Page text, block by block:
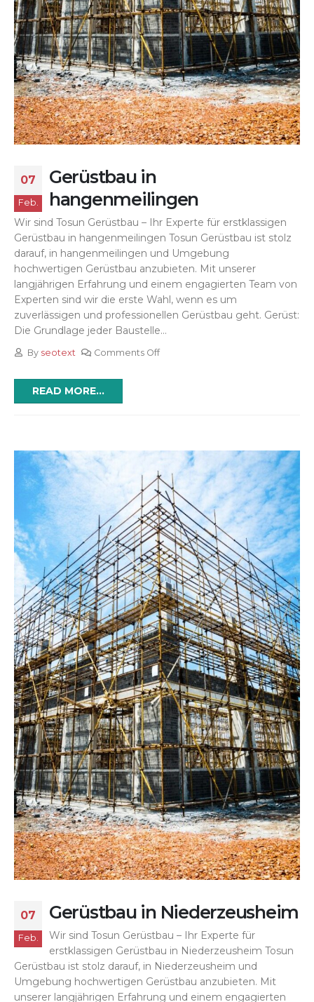
07
Feb.
Gerüstbau in
hangenmeilingen
Wir sind Tosun Gerüstbau – Ihr Experte für erstklassigen
Gerüstbau in hangenmeilingen Tosun Gerüstbau ist stolz
darauf, in hangenmeilingen und Umgebung
hochwertigen Gerüstbau anzubieten. Mit unserer
langjährigen Erfahrung und einem engagierten Team von
Experten sind wir die erste Wahl, wenn es um
zuverlässigen und professionellen Gerüstbau geht. Gerüst:
Die Grundlage jeder Baustelle...
By seotext Comments Off
READ MORE...
07
Feb.
Gerüstbau in Niederzeusheim
Wir sind Tosun Gerüstbau – Ihr Experte für
erstklassigen Gerüstbau in Niederzeusheim Tosun
Gerüstbau ist stolz darauf, in Niederzeusheim und
Umgebung hochwertigen Gerüstbau anzubieten. Mit
unserer langjährigen Erfahrung und einem engagierten